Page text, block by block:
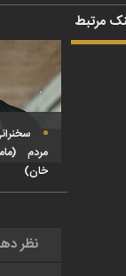
مرتبط
مردم
خان)
نظر